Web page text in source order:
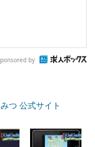
by
つ 公式サイト